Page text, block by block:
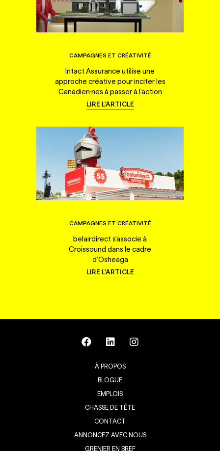
CAMPAGNES ET CRÉATIVITÉ
Intact Assurance utilise une
approche créative pour inciter les
Canadien·nes à passer à l'action
LIRE L'ARTICLE
CAMPAGNES ET CRÉATIVITÉ
belairdirect s'associe à
Croissound dans le cadre
d'Osheaga
LIRE L'ARTICLE
À PROPOS
BLOGUE
EMPLOIS
CHASSE DE TÊTE
CONTACT
ANNONCEZ AVEC NOUS
GRENIER EN BREF